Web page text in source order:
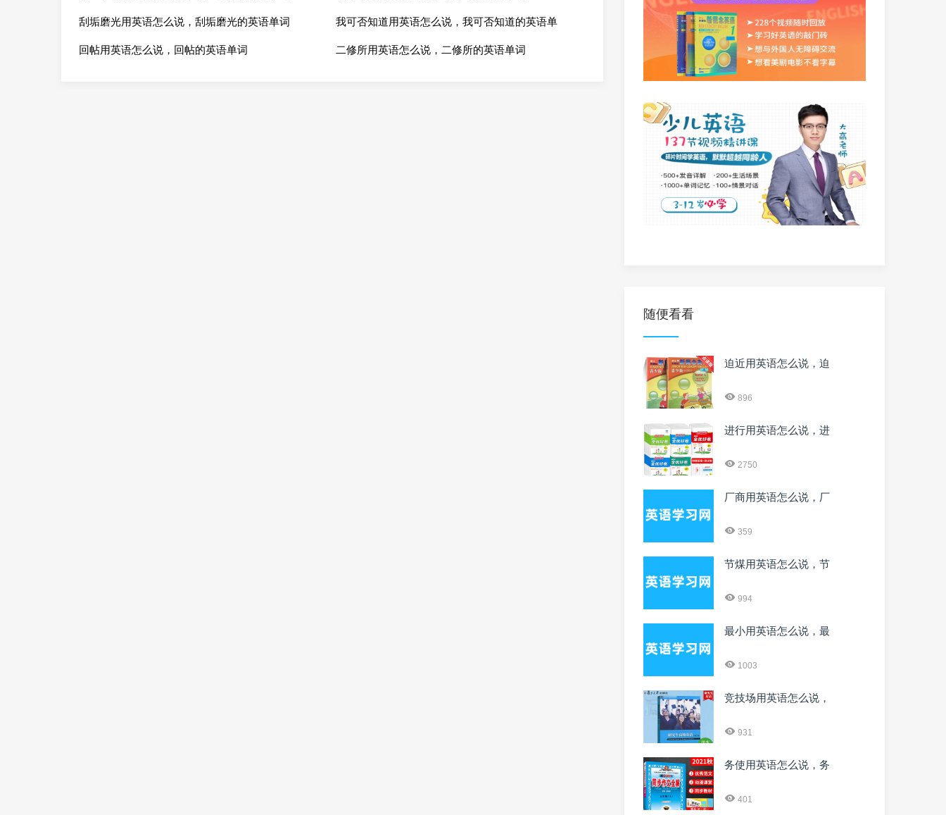
刮垢磨光用英语怎么说，刮垢磨光的英语单词 我可否知道用英语怎么说，我可否知道的英语单
回帖用英语怎么说，回帖的英语单词 二修所用英语怎么说，二修所的英语单词
随便看看
迫近用英语怎么说，迫
896
进行用英语怎么说，进
2750
厂商用英语怎么说，厂
359
节煤用英语怎么说，节
994
最小用英语怎么说，最
1003
竞技场用英语怎么说，
931
务使用英语怎么说，务
401